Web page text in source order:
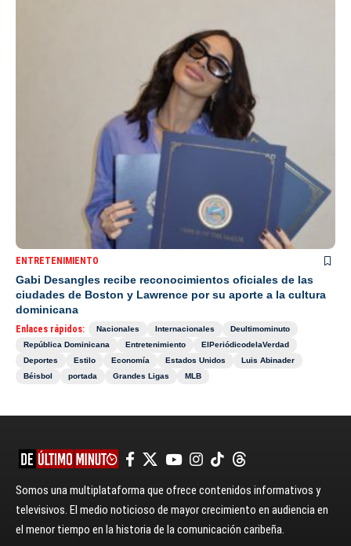
ENTRETENIMIENTO
Gabi Desangles recibe reconocimientos oficiales de las
ciudades de Boston y Lawrence por su aporte a la cultura
dominicana
Enlaces rápidos: Nacionales Internacionales
Deultimominuto
República Dominicana
Entretenimiento
ElPeriódicodelaVerdad
Deportes
Estilo Economía Estados Unidos
Luis Abinader
Béisbol
portada Grandes Ligas MLB
Somos una multiplataforma que ofrece contenidos informativos y
televisivos. El medio noticioso de mayor crecimiento en audiencia en
el menor tiempo en la historia de la comunicación caribeña.